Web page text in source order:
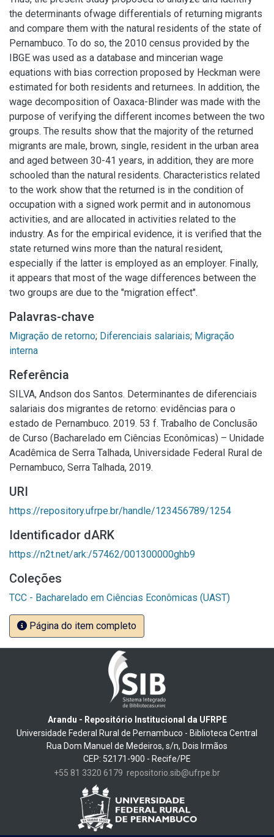
the determinants ofwage differentials of returning migrants
and compare them with the natural residents of the state of
Pernambuco. To do so, the 2010 census provided by the
IBGE was used as a database and mincerian wage
equations with bias correction proposed by Heckman were
estimated for both residents and returnees. In addition, the
wage decomposition of Oaxaca-Blinder was made with the
purpose of verifying the different incomes between the two
groups. The results show that the majority of the returned
migrants are male, brown, single, resident in the urban area
and aged between 30-41 years, in addition, they are more
schooled than the natural residents. Characteristics related
to the work show that the returned is in the condition of
occupation with a signed work permit and in autonomous
activities, and are allocated in activities related to the
industry. As for the empirical evidence, it is verified that the
state returned wins more than the natural resident,
especially if the latter is employed as an employer. Finally,
it appears that most of the wage differences between the
two groups are due to the "migration effect".
Palavras-chave
Migração de retorno; Diferenciais salariais; Migração
interna
Referência
SILVA, Andson dos Santos. Determinantes de diferenciais
salariais dos migrantes de retorno: evidências para o
estado de Pernambuco. 2019. 53 f. Trabalho de Conclusão
de Curso (Bacharelado em Ciências Econômicas) – Unidade
Acadêmica de Serra Talhada, Universidade Federal Rural de
Pernambuco, Serra Talhada, 2019.
URI
https://repository.ufrpe.br/handle/123456789/1254
Identificador dARK
https://n2t.net/ark:/57462/001300000ghb9
Coleções
TCC - Bacharelado em Ciências Econômicas (UAST)
Página do item completo
Arandu - Repositório Institucional da UFRPE
Universidade Federal Rural de Pernambuco - Biblioteca Central
Rua Dom Manuel de Medeiros, s/n, Dois Irmãos
CEP: 52171-900 - Recife/PE
+55 81 3320 6179 repositorio.sib@ufrpe.br